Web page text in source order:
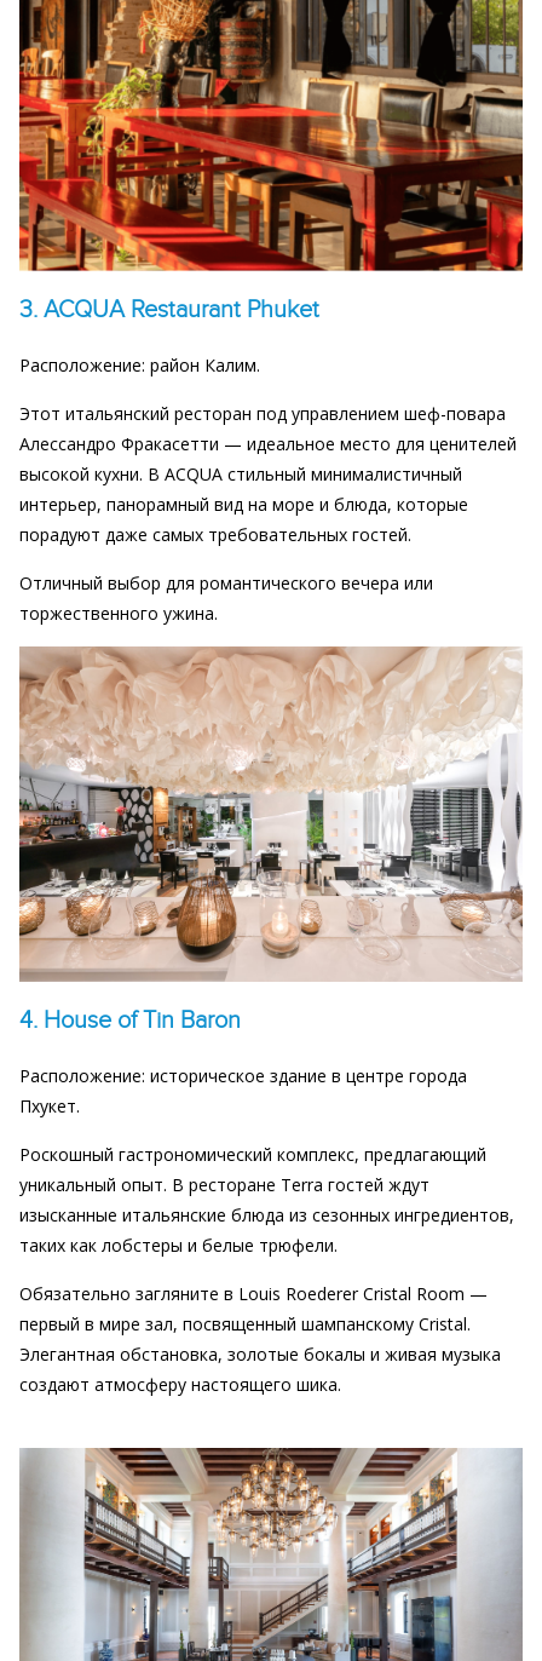
3. ACQUA Restaurant Phuket
Расположение: район Калим.
Этот итальянский ресторан под управлением шеф-повара
Алессандро Фракасетти — идеальное место для ценителей
высокой кухни. В ACQUA стильный минималистичный
интерьер, панорамный вид на море и блюда, которые
порадуют даже самых требовательных гостей.
Отличный выбор для романтического вечера или
торжественного ужина.
4. House of Tin Baron
Расположение: историческое здание в центре города
Пхукет.
Роскошный гастрономический комплекс, предлагающий
уникальный опыт. В ресторане Terra гостей ждут
изысканные итальянские блюда из сезонных ингредиентов,
таких как лобстеры и белые трюфели.
Обязательно загляните в Louis Roederer Cristal Room —
первый в мире зал, посвященный шампанскому Cristal.
Элегантная обстановка, золотые бокалы и живая музыка
создают атмосферу настоящего шика.